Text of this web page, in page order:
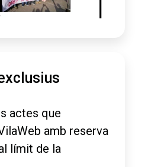
actes que
amb reserva
límit de la